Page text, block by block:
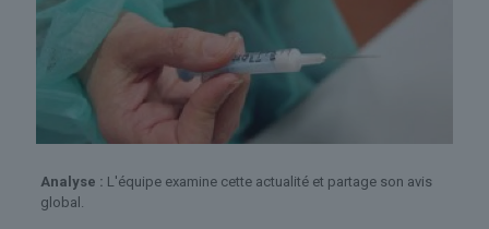
Analyse : L'équipe examine cette actualité et partage son avis
global.